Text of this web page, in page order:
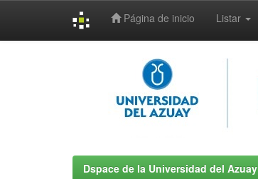
Página de inicio Listar
Dspace de la Universidad del Azuay